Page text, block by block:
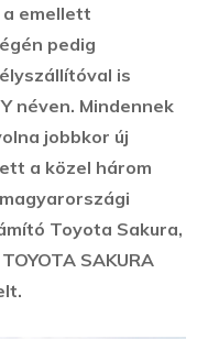
emellett
pedig
is
néven. Mindennek
jobbkor új
a közel három
Toyota Sakura,
SAKURA